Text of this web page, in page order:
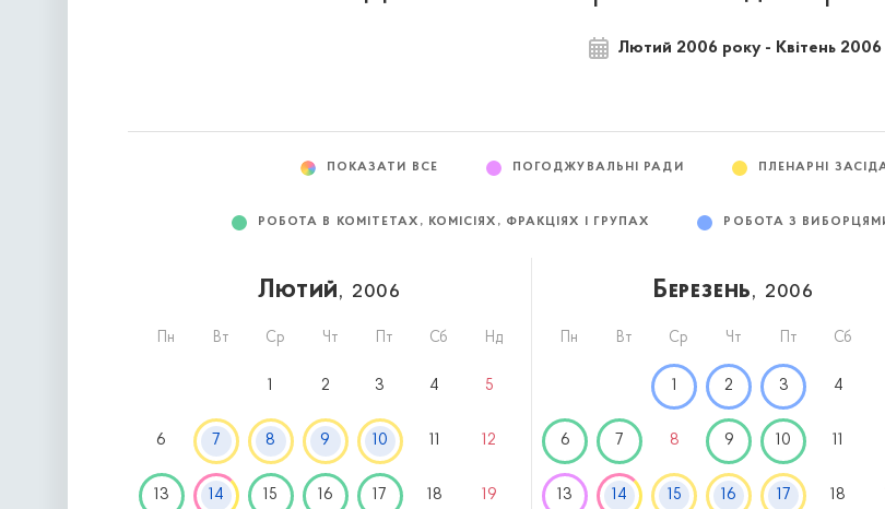
Лютий 2006 року - Квітень 2006
ПОКАЗАТИ ВСЕ ПОГОДЖУВАЛЬНІ РАДИ ПЛЕНАРНІ
РОБОТА В КОМІТЕТАХ, КОМІСІЯХ, ФРАКЦІЯХ І ГРУПАХ РОБОТА З
Лютий, 2006
Пн Вт Ср Чт Пт Сб Нд
2 3 4 5
6 7 8 9 10 12
13 14 15 16 17 18 19
Березень, 2006
Пн Вт Ср Чт Пт Сб
2 3 4
6 7 8 9 10
13 14 15 16 17 18